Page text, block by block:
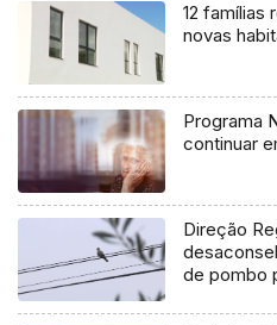
12 famílias
novas
Programa
continuar
Direção
de pombo